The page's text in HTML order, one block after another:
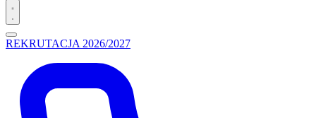
REKRUTACJA 2026/2027